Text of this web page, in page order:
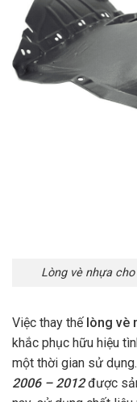
Lòng vè nhựa
Việc thay thếlòng vè
khắc phục hữu hiệu
một thời gian sử dụng.
2006 – 2012được